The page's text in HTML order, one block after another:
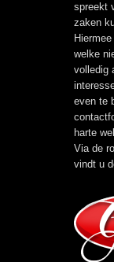
spreekt
zaken
welke
volledig
even te
harte
Via de
vindt u